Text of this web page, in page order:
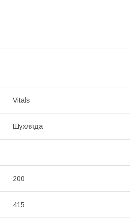
Vitals
Шухляда
200
415